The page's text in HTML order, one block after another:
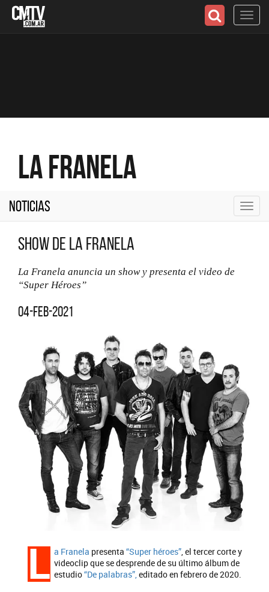
La Franela
Noticias
Show de La Franela
La Franela anuncia un show y presenta el video de
“Super Héroes”
04-feb-2021
L a Franela presenta “Super héroes”, el tercer corte y
videoclip que se desprende de su último álbum de
estudio“De palabras”,editado en febrero de 2020.